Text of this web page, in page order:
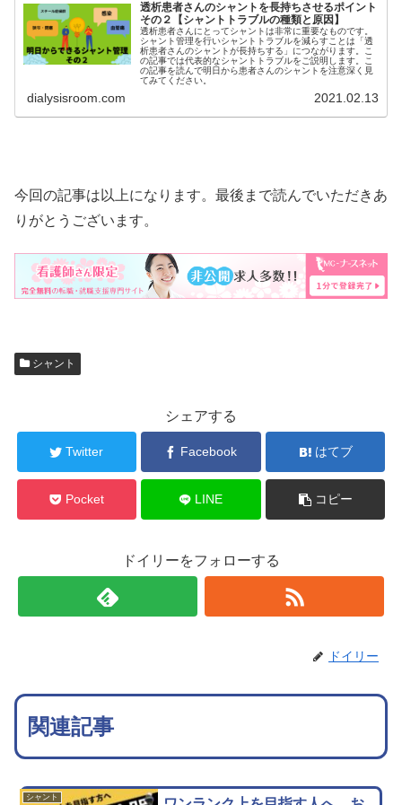
透析患者さんのシャントを長持ちさせるポイント
その２【シャントトラブルの種類と原因】
透析患者さんにとってシャントは非常に重要なものです。
シャント管理を行いシャントトラブルを減らすことは「透
析患者さんのシャントが長持ちする」につながります。こ
の記事では代表的なシャントトラブルをご説明します。こ
の記事を読んで明日から患者さんのシャントを注意深く見
てみてください。
dialysisroom.com 2021.02.13
今回の記事は以上になります。最後まで読んでいただきあ
りがとうございます。
シャント
シェアする
Twitter Facebook はてブ
Pocket LINE コピー
ドイリーをフォローする
ドイリー
関連記事
シャント